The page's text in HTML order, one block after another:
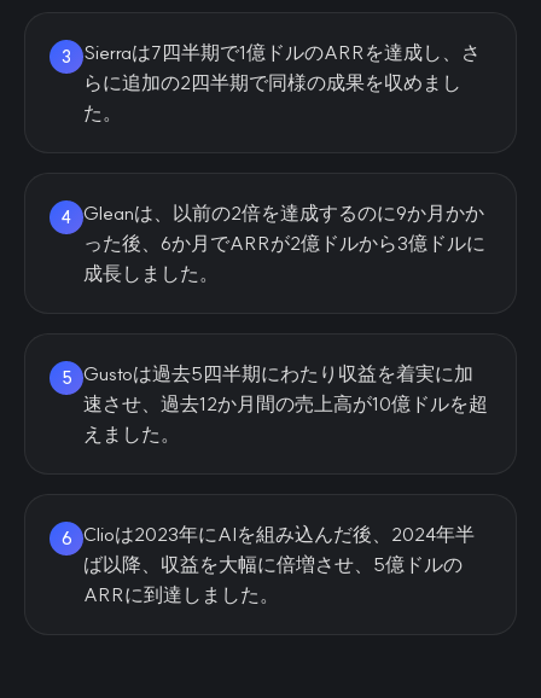
3
Sierraは7四半期で1億ドルのARRを達成し、さ
らに追加の2四半期で同様の成果を収めまし
た。
4
Gleanは、以前の2倍を達成するのに9か月かか
った後、6か月でARRが2億ドルから3億ドルに
成長しました。
5
Gustoは過去5四半期にわたり収益を着実に加
速させ、過去12か月間の売上高が10億ドルを超
えました。
6
Clioは2023年にAIを組み込んだ後、2024年半
ば以降、収益を大幅に倍増させ、5億ドルの
ARRに到達しました。